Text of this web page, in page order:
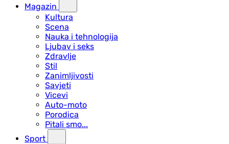
Magazin
Kultura
Scena
Nauka i tehnologija
Ljubav i seks
Zdravlje
Stil
Zanimljivosti
Savjeti
Vicevi
Auto-moto
Porodica
Pitali smo...
Sport